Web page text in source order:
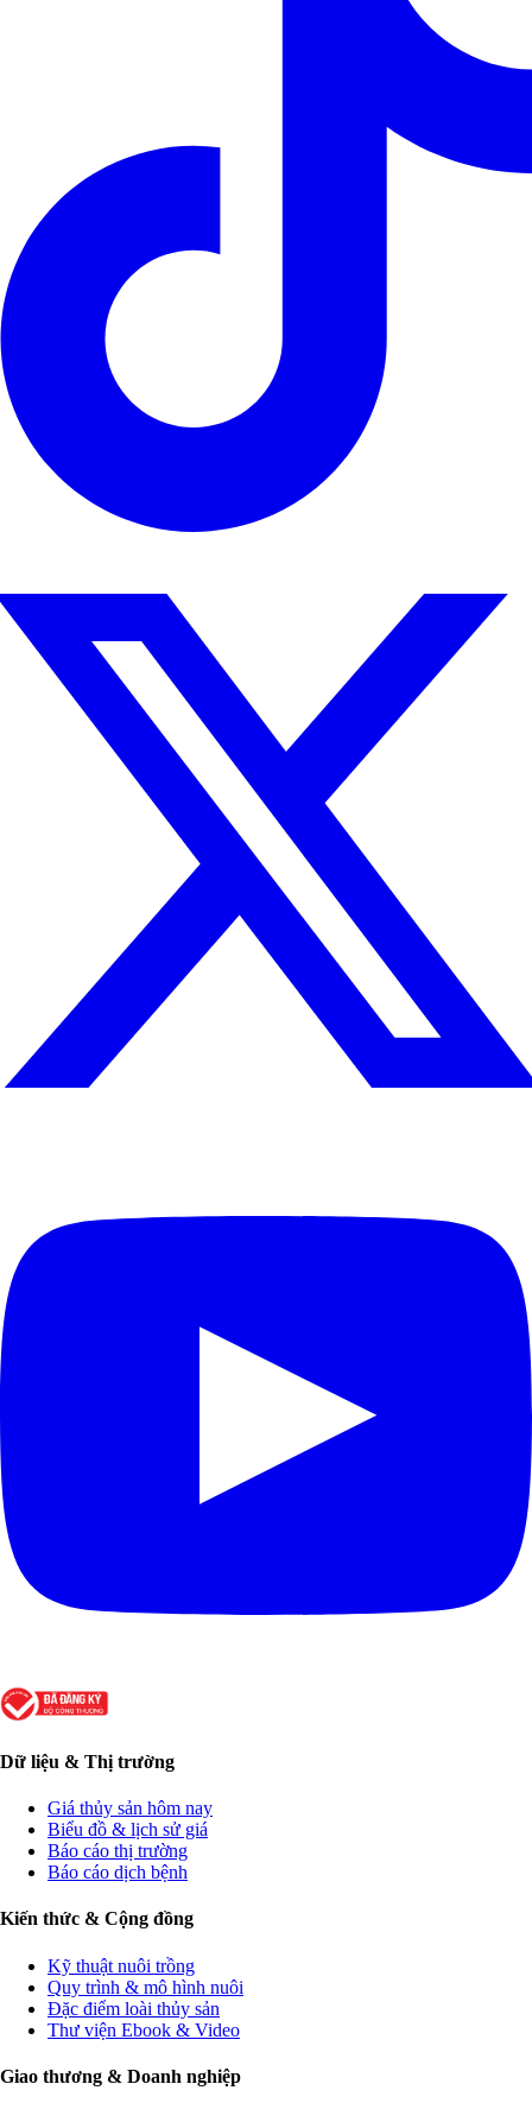
Dữ liệu & Thị trường
Giá thủy sản hôm nay
Biểu đồ & lịch sử giá
Báo cáo thị trường
Báo cáo dịch bệnh
Kiến thức & Cộng đồng
Kỹ thuật nuôi trồng
Quy trình & mô hình nuôi
Đặc điểm loài thủy sản
Thư viện Ebook & Video
Giao thương & Doanh nghiệp